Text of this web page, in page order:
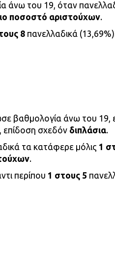
άνω του 19, όταν
ποσοστό αριστούχων.
8 πανελλαδικά
βαθμολογία άνω του 19,
επίδοση σχεδόν διπλάσια.
τα κατάφερε μόλις 1
.
περίπου 1 στους 5